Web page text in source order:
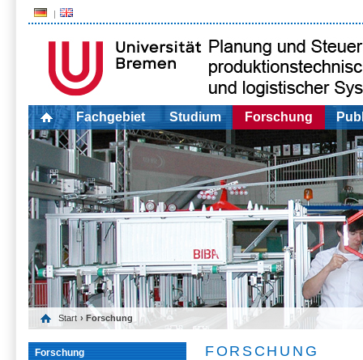
Fachgebiet Studium Forschung
Start › Forschung
Forschung FORSCHUNG